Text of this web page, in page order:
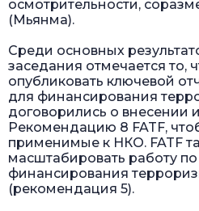
осмотрительности,
(Мьянма).
Среди основных
заседания отмечается то,
опубликовать ключевой
для финансирования
договорились о внесении
Рекомендацию 8 FATF,
применимые к НКО. FATF
масштабировать работу
финансирования
(рекомендация 5).